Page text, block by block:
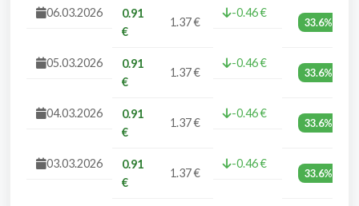
06.03.2026
0.91
€
1.37 €
-0.46 €
33.6%
05.03.2026
0.91
€
1.37 €
-0.46 €
33.6%
04.03.2026
0.91
€
1.37 €
-0.46 €
33.6%
03.03.2026
0.91
€
1.37 €
-0.46 €
33.6%